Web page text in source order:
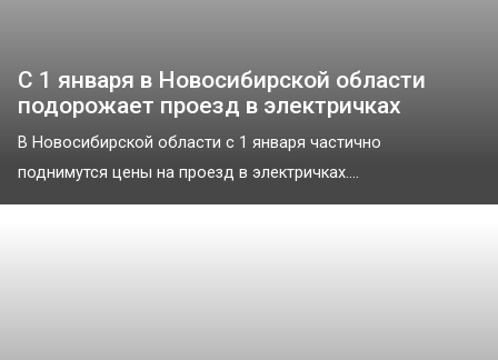
С 1 января в Новосибирской области
подорожает проезд в электричках
В Новосибирской области с 1 января частично
поднимутся цены на проезд в электричках....